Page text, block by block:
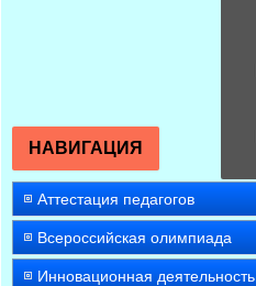
НАВИГАЦИЯ
Аттестация педагогов
Всероссийская олимпиада
Инновационная деятельность